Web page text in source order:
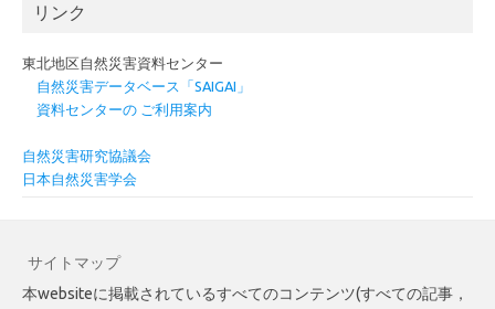
リンク
東北地区自然災害資料センター
自然災害データベース「SAIGAI」
資料センターの ご利用案内
自然災害研究協議会
日本自然災害学会
サイトマップ
本websiteに掲載されているすべてのコンテンツ(すべての記事，